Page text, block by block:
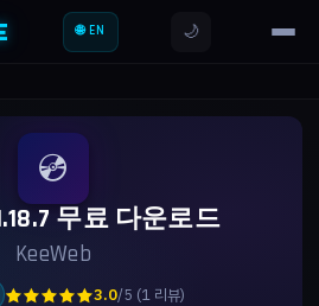
🌐 EN 🌙
💿
무료 다운로드
KeeWeb
★★★★★3.0/5 (1 리뷰)